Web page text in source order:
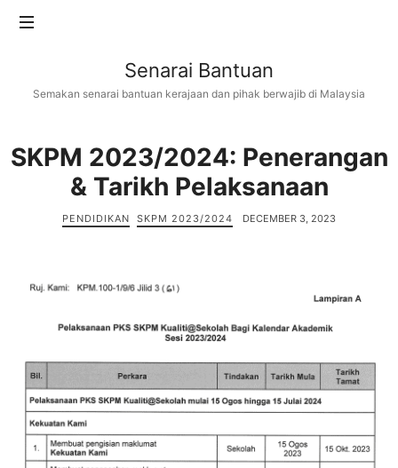
Senarai
Bantuan
Senarai Bantuan
Semakan senarai bantuan kerajaan dan pihak berwajib di Malaysia
SKPM 2023/2024: Penerangan
& Tarikh Pelaksanaan
PENDIDIKAN SKPM 2023/2024 DECEMBER 3, 2023